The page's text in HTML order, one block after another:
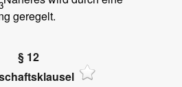
geregelt.
§ 12